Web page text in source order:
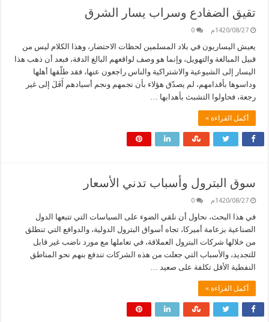
تقيق الضفادع وسراب يسار الشرق
1420/08/27م 0
يعيش اليساريون في بلاد المسلمين لحظات الاحتضار، وهذا الكلام ليس من
قبيل المبالغة والتهويل، وإنما هو وصف لواقعهم البالغ الدقة، فبعد أن ذهب هذا
اليسار إلى الشيوعية والاشتراكية والناس راجعون عنها، فقد طلّقها أهلها
وداسوها بأقدامهم، لم يصدّق هؤلاء بأن نجمهم ونجم أسيادهم أَفَلَ إلى غير
رجعة، فحاولوا التشبث بأهدابها …
أكمل القراءة »
سوق البترول وأسباب تدني الأسعار
1420/08/27م 0
في هذا البحث، نحاول أن نلقي الضوء على السياسات التي تتبعها الدول
الصناعية بزعامة أميركا، تجاه أسواق البترول الدولية، والدوافع التي تنطلق
من خلالها شركات البترول العملاقة، في تعاملها مع مورد ناضب غير قابل
للتجديد، والأسباب التي جعلت من هذه الشركات تندفع بنهم نحو المناطق
النفطية الأقل تكلفة على صعيد …
أكمل القراءة »